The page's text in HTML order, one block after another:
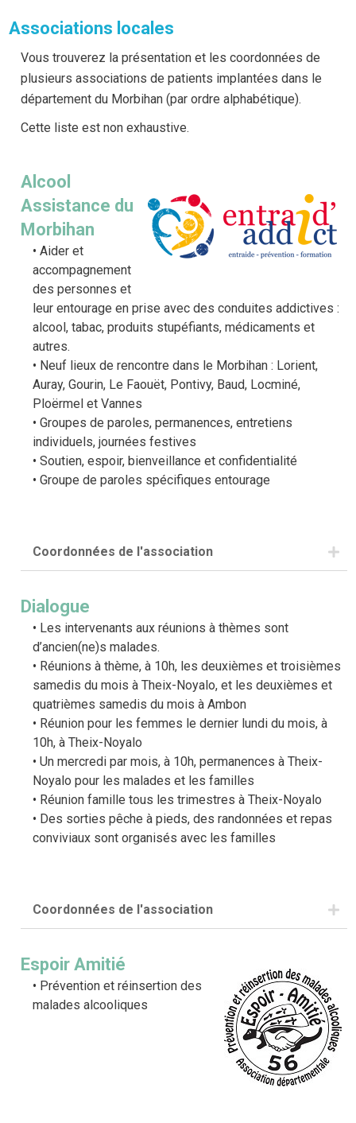
Associations locales
Vous trouverez la présentation et les coordonnées de
plusieurs associations de patients implantées dans le
département du Morbihan (par ordre alphabétique).
Cette liste est non exhaustive.
Alcool
Assistance du
Morbihan
Aider et
accompagnement
des personnes et
leur entourage en prise avec des conduites addictives :
alcool, tabac, produits stupéfiants, médicaments et
autres.
Neuf lieux de rencontre dans le Morbihan : Lorient,
Auray, Gourin, Le Faouët, Pontivy, Baud, Locminé,
Ploërmel et Vannes
Groupes de paroles, permanences, entretiens
individuels, journées festives
Soutien, espoir, bienveillance et confidentialité
Groupe de paroles spécifiques entourage
Coordonnées de l'association
Vannes
Contact : 02 97 45 98 83
Site national :https://www.entraidaddict.fr/
Dialogue
Les intervenants aux réunions à thèmes sont
d’ancien(ne)s malades.
Réunions à thème, à 10h, les deuxièmes et troisièmes
samedis du mois à Theix-Noyalo, et les deuxièmes et
quatrièmes samedis du mois à Ambon
Réunion pour les femmes le dernier lundi du mois, à
10h, à Theix-Noyalo
Un mercredi par mois, à 10h, permanences à Theix-
Noyalo pour les malades et les familles
Réunion famille tous les trimestres à Theix-Noyalo
Des sorties pêche à pieds, des randonnées et repas
conviviaux sont organisés avec les familles
Coordonnées de l'association
Noyalo
Mail :dialogue.revivre@gmail.com
Espoir Amitié
Prévention et réinsertion des
malades alcooliques